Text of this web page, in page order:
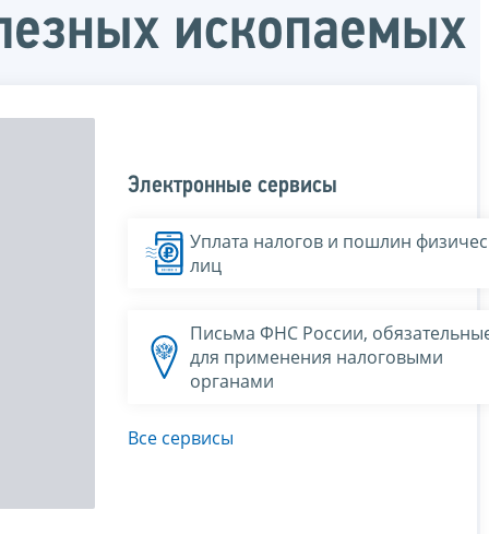
ископаемых
Электронные сервисы
Уплата налогов и пошлин
лиц
Письма ФНС России,
для применения налоговыми
органами
Все сервисы